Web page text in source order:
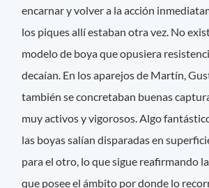
encarnar y volver a la acción
los piques allí estaban otra vez. No
modelo de boya que opusiera
decaían. En los aparejos de Martín,
también se concretaban buenas
muy activos y vigorosos. Algo
las boyas salían disparadas en
para el otro, lo que sigue reafirmando
que posee el ámbito por donde lo